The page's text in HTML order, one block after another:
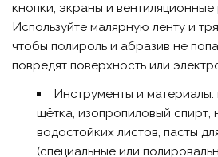
кнопки, экраны и вентиляционные
Используйте малярную ленту и
чтобы полироль и абразив не
повредят поверхность или
Инструменты и
щётка, изопропиловый
водостойких листов, пасты
(специальные или